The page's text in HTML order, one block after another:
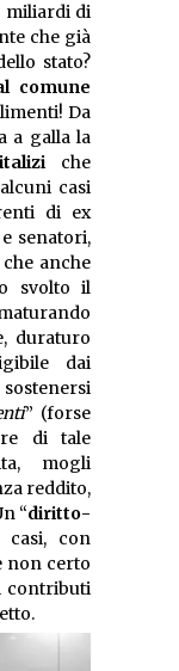
miliardi di
che già
stato?
comune
Da
a galla la
che
casi
di ex
senatori,
anche
svolto il
duraturo
dai
” (forse
di tale
mogli
reddito,
“diritto-
casi, con
non certo
contributi